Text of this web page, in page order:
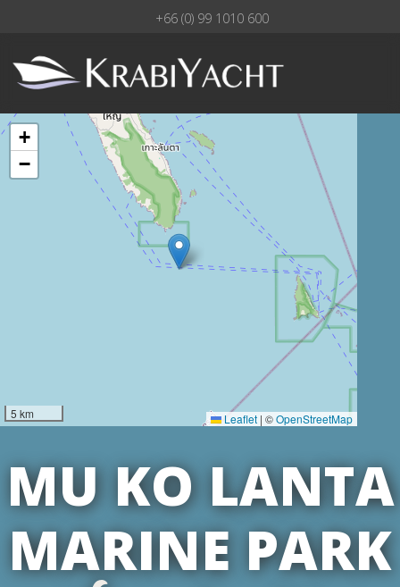
+66 (0) 99 1010 600
+
−
5 km Leaflet | ©OpenStreetMap
MU KO LANTA
MARINE PARK